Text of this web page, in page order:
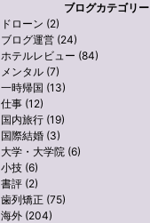
ブログカテゴリー
ドローン (2)
ブログ運営 (24)
ホテルレビュー (84)
メンタル (7)
一時帰国 (13)
仕事 (12)
国内旅行 (19)
国際結婚 (3)
大学・大学院 (6)
小技 (6)
書評 (2)
歯列矯正 (75)
海外 (204)